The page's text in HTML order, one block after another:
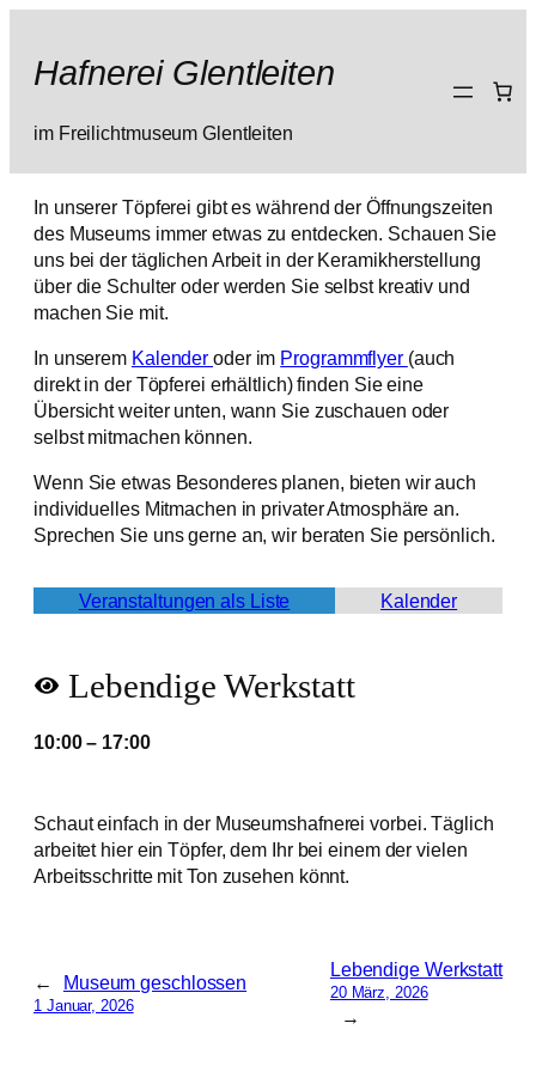
springen
Hafnerei Glentleiten
im Freilichtmuseum Glentleiten
In unserer Töpferei gibt es während der Öffnungszeiten
des Museums immer etwas zu entdecken. Schauen Sie
uns bei der täglichen Arbeit in der Keramikherstellung
über die Schulter oder werden Sie selbst kreativ und
machen Sie mit.
In unserem Kalenderoder im Programmflyer (auch
direkt in der Töpferei erhältlich) finden Sie eine
Übersicht weiter unten, wann Sie zuschauen oder
selbst mitmachen können.
Wenn Sie etwas Besonderes planen, bieten wir auch
individuelles Mitmachen in privater Atmosphäre an.
Sprechen Sie uns gerne an, wir beraten Sie persönlich.
Veranstaltungen als Liste Kalender
Lebendige Werkstatt
10:00– 17:00
Schaut einfach in der Museumshafnerei vorbei. Täglich
arbeitet hier ein Töpfer, dem Ihr bei einem der vielen
Arbeitsschritte mit Ton zusehen könnt.
← Museum geschlossen
1 Januar, 2026
Lebendige Werkstatt
20 März, 2026
→